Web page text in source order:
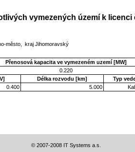
vymezených území k licenci
město, kraj Jihomoravský
Přenosová kapacita ve vymezeném uzemí [MW]
0.220
Délka rozvodu [km] Typ
0.400
5.000
© 2007-2008 IT Systems a.s.